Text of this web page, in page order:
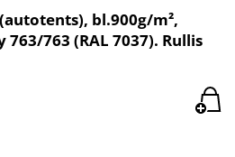
bl.900g/m²,
763 (RAL 7037). Rullis